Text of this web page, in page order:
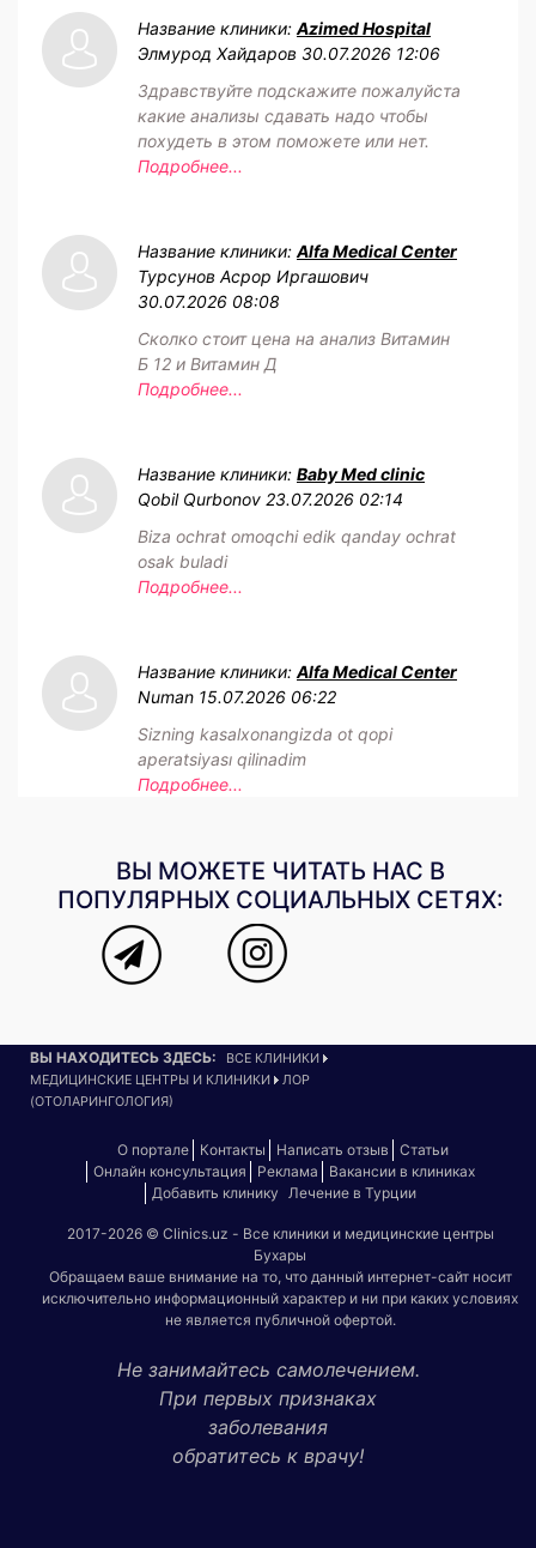
Название клиники: Azimed Hospital
Элмурод Хайдаров 30.07.2026 12:06
Здравствуйте подскажите пожалуйста
какие анализы сдавать надо чтобы
похудеть в этом поможете или нет.
Подробнее...
Название клиники: Alfa Medical Center
Турсунов Асрор Иргашович
30.07.2026 08:08
Сколко стоит цена на анализ Витамин
Б 12 и Витамин Д
Подробнее...
Название клиники: Baby Med clinic
Qobil Qurbonov 23.07.2026 02:14
Biza ochrat omoqchi edik qanday ochrat
osak buladi
Подробнее...
Название клиники: Alfa Medical Center
Numan 15.07.2026 06:22
Sizning kasalxonangizda ot qopi
aperatsiyası qilinadim
Подробнее...
ВЫ МОЖЕТЕ ЧИТАТЬ НАС В
ПОПУЛЯРНЫХ СОЦИАЛЬНЫХ СЕТЯХ:
ВЫ НАХОДИТЕСЬ ЗДЕСЬ:
ВСЕ КЛИНИКИ
МЕДИЦИНСКИЕ ЦЕНТРЫ И КЛИНИКИ
ЛОР
(ОТОЛАРИНГОЛОГИЯ)
О портале Контакты Написать отзыв
Статьи
Онлайн консультация
Реклама
Вакансии в клиниках
Добавить клинику
Лечение в Турции
2017-2026 © Clinics.uz - Все клиники и медицинские центры
Бухары
Обращаем ваше внимание на то, что данный интернет-сайт носит
исключительно информационный характер и ни при каких условиях
не является публичной офертой.
Не занимайтесь самолечением.
При первых признаках
заболевания
обратитесь к врачу!